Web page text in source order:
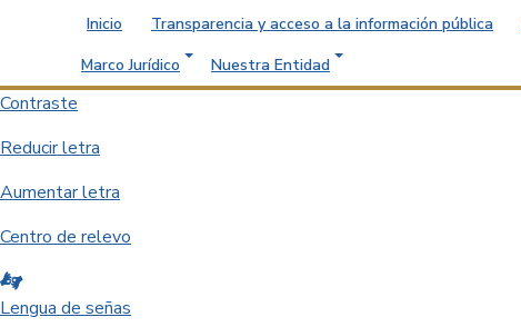
Inicio Transparencia y acceso a la información pública
Marco Jurídico
Nuestra Entidad
Contraste
Reducir letra
Aumentar letra
Centro de relevo
Lengua de señas